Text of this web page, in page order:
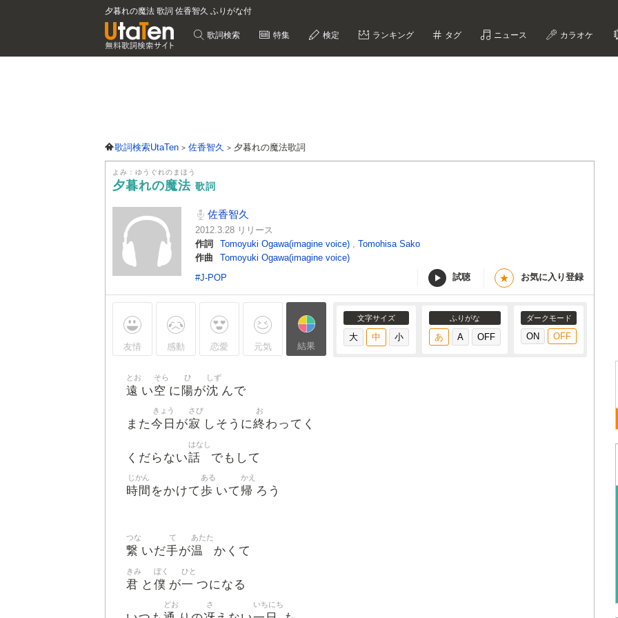
夕暮れの魔法 歌詞 佐香智久 ふりがな付
歌詞検索 特集 検定 ランキング タグ ニュース カラオケ
歌詞検索UtaTen 佐香智久 夕暮れの魔法歌詞
よみ：ゆうぐれのまほう
夕暮れの魔法 歌詞
佐香智久
2012.3.28 リリース
作詞
Tomoyuki Ogawa(imagine voice) , Tomohisa Sako
作曲
Tomoyuki Ogawa(imagine voice)
#J-POP
試聴 ★ お気に入り登録
友情 感動 恋愛 元気 結果
文字サイズ ふりがな ダークモード
遠
とお
い空
そら
に 陽
ひ
が沈
しず
んで
また今日
きょう
が寂
さび
しそうに終
お
わってく
くだらない話
はなし
でもして
時間
じかん
をかけて歩
ある
いて 帰
かえ
ろう
繋
つな
いだ手
て
が温
あたた
かくて
君
きみ
と 僕
ぼく
が一
ひと
つになる
どお さ いちにち